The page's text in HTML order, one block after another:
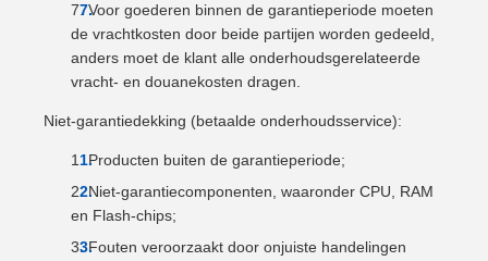
Voor goederen binnen de garantieperiode moeten
de vrachtkosten door beide partijen worden gedeeld,
anders moet de klant alle onderhoudsgerelateerde
vracht- en douanekosten dragen.
Niet-garantiedekking (betaalde onderhoudsservice):
Producten buiten de garantieperiode;
Niet-garantiecomponenten, waaronder CPU, RAM
en Flash-chips;
Fouten veroorzaakt door onjuiste handelingen